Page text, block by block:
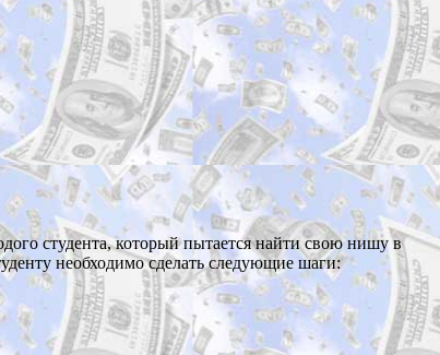
студента, который пытается найти свою нишу в
необходимо сделать следующие шаги: